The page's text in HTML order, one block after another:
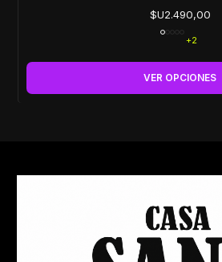
$U2.490,00
+2
VER OPCIONES